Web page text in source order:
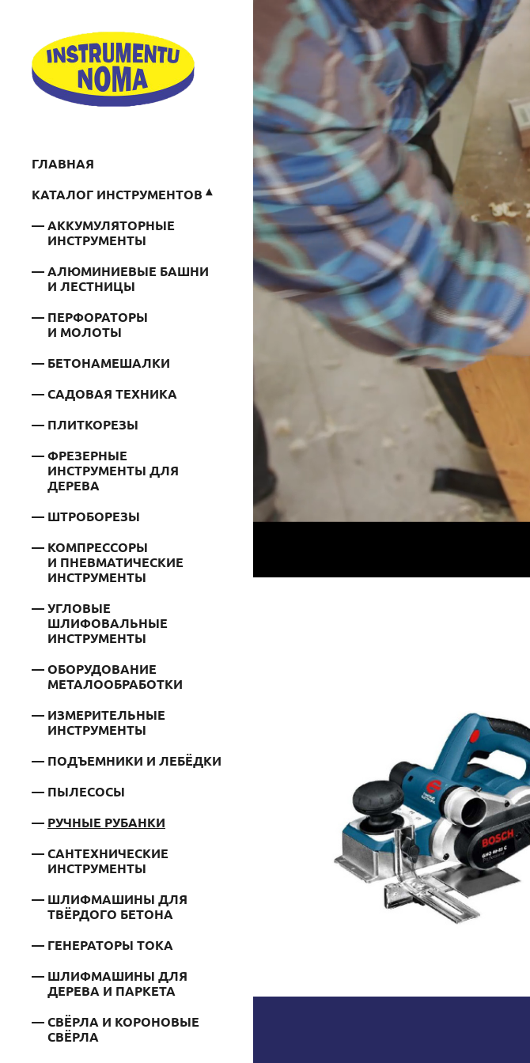
ГЛАВНАЯ
КАТАЛОГ ИНСТРУМЕНТОВ
АККУМУЛЯТОРНЫЕ
ИНСТРУМЕНТЫ
АЛЮМИНИЕВЫЕ БАШНИ
И ЛЕСТНИЦЫ
ПЕРФОРАТОРЫ
И МОЛОТЫ
БЕТОНАМЕШАЛКИ
САДОВАЯ ТЕХНИКА
ПЛИТКОРЕЗЫ
ФРЕЗЕРНЫЕ
ИНСТРУМЕНТЫ ДЛЯ
ДЕРЕВА
ШТРОБОРЕЗЫ
КОМПРЕССОРЫ
И ПНЕВМАТИЧЕСКИЕ
ИНСТРУМЕНТЫ
УГЛОВЫЕ
ШЛИФОВАЛЬНЫЕ
ИНСТРУМЕНТЫ
ОБОРУДОВАНИЕ
МЕТАЛООБРАБОТКИ
ИЗМЕРИТЕЛЬНЫЕ
ИНСТРУМЕНТЫ
ПОДЪЕМНИКИ И ЛЕБЁДКИ
ПЫЛЕСОСЫ
РУЧНЫЕ РУБАНКИ
САНТЕХНИЧЕСКИЕ
ИНСТРУМЕНТЫ
ШЛИФМАШИНЫ ДЛЯ
ТВЁРДОГО БЕТОНА
ГЕНЕРАТОРЫ ТОКА
ШЛИФМАШИНЫ ДЛЯ
ДЕРЕВА И ПАРКЕТА
СВЁРЛА И КОРОНОВЫЕ
СВЁРЛА